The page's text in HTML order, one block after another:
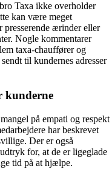
Taxa ikke overholder
kan være meget
presserende ærinder eller
Nogle kommentarer
taxa-chauffører og
til kundernes adresser
kunderne
på empati og respekt
har beskrevet
Der er også
for, at de er ligeglade
tid på at hjælpe.